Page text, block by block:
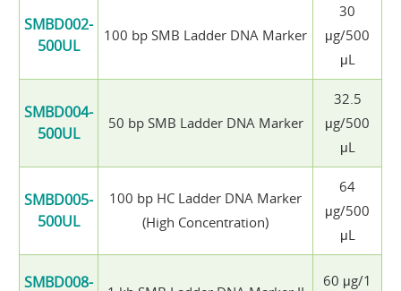
SMBD002-
500UL
100 bp SMB Ladder DNA Marker
30
μg/500
μL
SMBD004-
500UL
50 bp SMB Ladder DNA Marker
32.5
μg/500
μL
SMBD005-
500UL
100 bp HC Ladder DNA Marker
(High Concentration)
64
μg/500
μL
SMBD008-
60 μg/1